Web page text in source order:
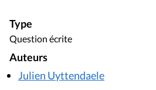
Type
Question écrite
Auteurs
Julien Uyttendaele